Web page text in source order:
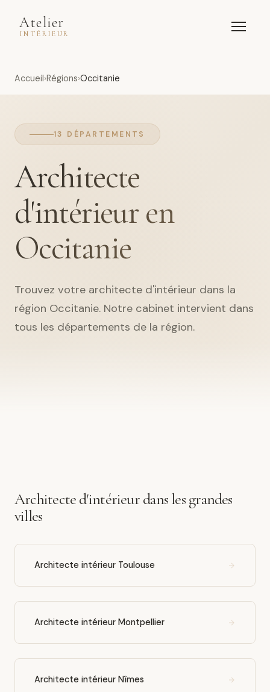
Atelier
INTÉRIEUR
Accueil Régions Occitanie
13 DÉPARTEMENTS
Architecte
d'intérieur en
Occitanie
Trouvez votre architecte d'intérieur dans la
région Occitanie. Notre cabinet intervient dans
tous les départements de la région.
Architecte d'intérieur dans les grandes
villes
Architecte intérieur Toulouse
Architecte intérieur Montpellier
Architecte intérieur Nîmes